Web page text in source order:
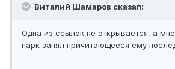
Виталий Шамаров сказал:
Одна из ссылок не открывается, а
парк занял причитающееся ему